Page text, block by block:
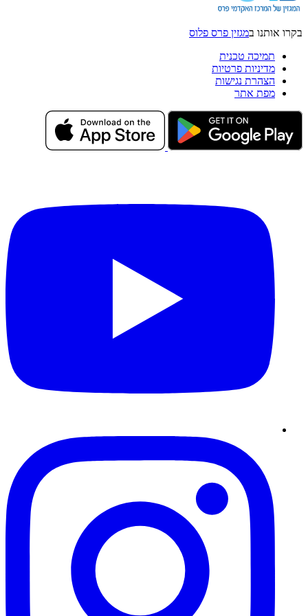
בקרו אותנו במגזין פרס פלוס
תמיכה טכנית
מדיניות פרטיות
הצהרת נגישות
מפת אתר